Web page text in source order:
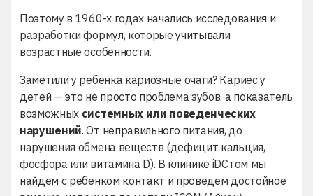
Поэтому в 1960-х годах начались исследования и
разработки формул, которые учитывали
возрастные особенности.
Заметили у ребенка кариозные очаги? Кариес у
детей — это не просто проблема зубов, а показатель
возможных системных или поведенческих
нарушений. От неправильного питания, до
нарушения обмена веществ (дефицит кальция,
фосфора или витамина D). В клинике iDСтом мы
найдем с ребенком контакт и проведем достойное